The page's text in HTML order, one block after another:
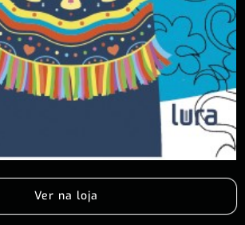
Ver na loja